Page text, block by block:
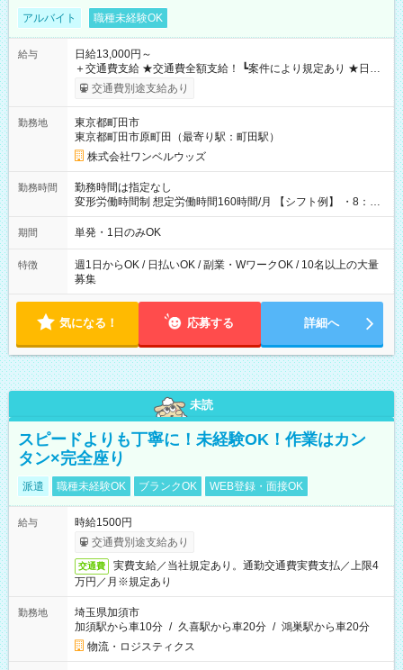
アルバイト 職種未経験OK
給与
日給13,000円～
＋交通費支給 ★交通費全額支給！ ┗案件により規定あり ★日払
いOK！（規定あり） ┗働いたその日に現金GET♪ お仕事後はコ
ンビニATMから 日払い分を引き落とせます！ 【試用期間】試
交通費別途支給あり
勤務地
東京都町田市
東京都町田市原町田（最寄り駅：町田駅）
株式会社ワンベルウッズ
勤務時間
勤務時間は指定なし
変形労働時間制 想定労働時間160時間/月 【シフト例】 ・8：00
～21：00
期間 単発・1日のみOK
特徴
週1日からOK / 日払いOK / 副業・WワークOK / 10名以上の大量
募集
気になる！ 応募する 詳細へ
未読
スピードよりも丁寧に！未経験OK！作業はカン
タン×完全座り
派遣 職種未経験OK ブランクOK WEB登録・面接OK
給与
時給1500円
交通費別途支給あり
交通費
実費支給／当社規定あり。通勤交通費実費支払／上限4
万円／月※規定あり
勤務地
埼玉県加須市
加須駅から車10分 / 久喜駅から車20分 / 鴻巣駅から車20分
物流・ロジスティクス